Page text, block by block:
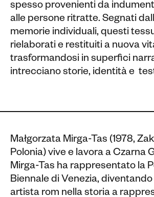
spesso provenienti da
alle persone ritratte. Segnati
memorie individuali, questi
rielaborati e restituiti a nuova
trasformandosi in superfici
intrecciano storie, identità e
Małgorzata Mirga-Tas (1978,
Polonia) vive e lavora a Czarna
Mirga-Tas ha rappresentato la
Biennale di Venezia,
artista rom nella storia a